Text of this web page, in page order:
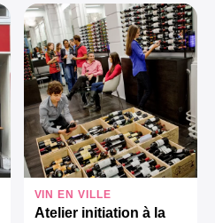
VIN EN VILLE
Atelier initiation à la